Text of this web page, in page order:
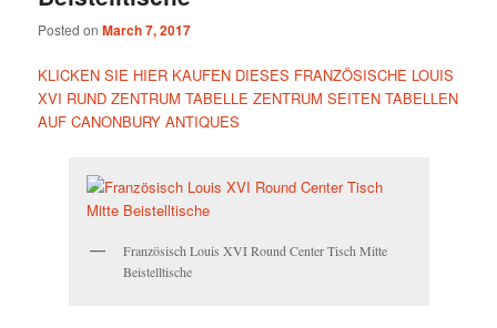
Posted onMarch 7, 2017
KLICKEN SIE HIER KAUFEN DIESES FRANZÖSISCHE LOUIS
XVI RUND ZENTRUM TABELLE ZENTRUM SEITEN TABELLEN
AUF CANONBURY ANTIQUES
Französisch Louis XVI Round Center Tisch Mitte
Beistelltische